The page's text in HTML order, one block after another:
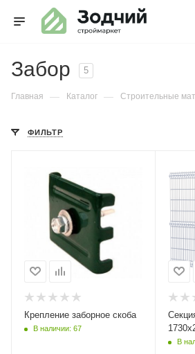
Забор 5
Главная — Каталог — Строительные
ФИЛЬТР
Крепление заборное скоба
В наличии: 67
В